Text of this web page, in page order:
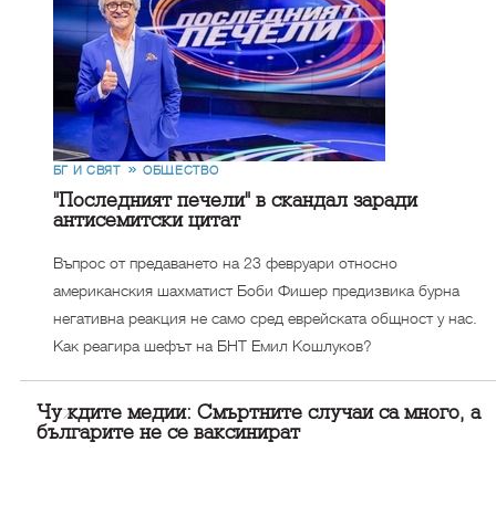
БГ И СВЯТ ОБЩЕСТВО
"Последният печели" в скандал заради
антисемитски цитат
Въпрос от предаването на 23 февруари относно
американския шахматист Боби Фишер предизвика бурна
негативна реакция не само сред еврейската общност у нас.
Как реагира шефът на БНТ Емил Кошлуков?
Чуждите медии: Смъртните случаи са много, а
българите не се ваксинират